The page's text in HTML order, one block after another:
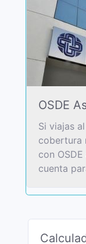
OSDE
Si viajas
cobertura
con
cuenta